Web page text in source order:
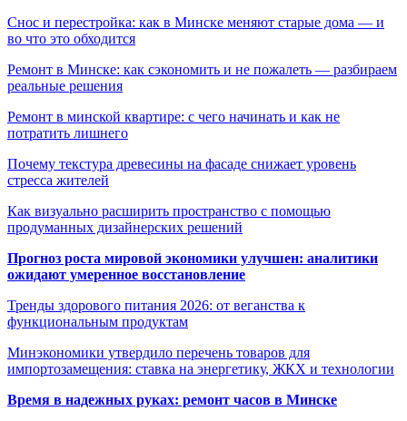
Снос и перестройка: как в Минске меняют старые дома — и
во что это обходится
Ремонт в Минске: как сэкономить и не пожалеть — разбираем
реальные решения
Ремонт в минской квартире: с чего начинать и как не
потратить лишнего
Почему текстура древесины на фасаде снижает уровень
стресса жителей
Как визуально расширить пространство с помощью
продуманных дизайнерских решений
Прогноз роста мировой экономики улучшен: аналитики
ожидают умеренное восстановление
Тренды здорового питания 2026: от веганства к
функциональным продуктам
Минэкономики утвердило перечень товаров для
импортозамещения: ставка на энергетику, ЖКХ и технологии
Время в надежных руках: ремонт часов в Минске